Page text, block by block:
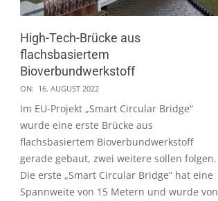
High-Tech-Brücke aus
flachsbasiertem
Bioverbundwerkstoff
2022-
08-
16
ON: 16. AUGUST 2022
Im EU-Projekt „Smart Circular Bridge“
wurde eine erste Brücke aus
flachsbasiertem Bioverbundwerkstoff
gerade gebaut, zwei weitere sollen folgen.
Die erste „Smart Circular Bridge“ hat eine
Spannweite von 15 Metern und wurde von